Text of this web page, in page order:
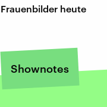
heute
Shownotes